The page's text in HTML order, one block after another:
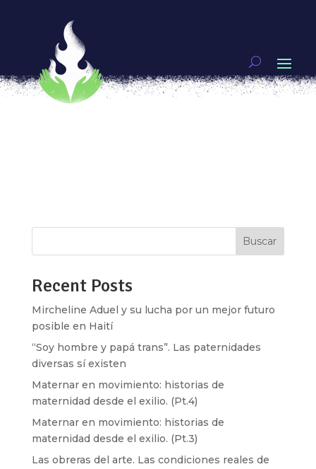
Ser fotoperiodista. Estar ahí, acompañar la ruptura
porEve Alcalá González Genias
Video
Mónica González asegura que como mujer
Buscar
Recent Posts
Mircheline Aduel y su lucha por un mejor futuro
posible en Haití
“Soy hombre y papá trans”. Las paternidades
diversas sí existen
Maternar en movimiento: historias de
maternidad desde el exilio. (Pt.4)
Maternar en movimiento: historias de
maternidad desde el exilio. (Pt.3)
Las obreras del arte. Las condiciones reales de